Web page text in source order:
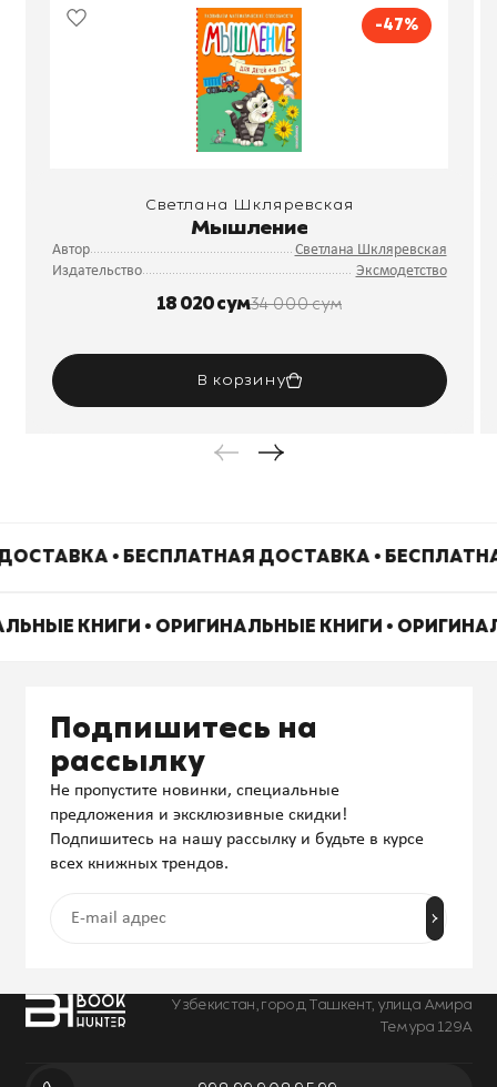
-47%
Светлана Шкляревская
Мышление
Автор
Светлана Шкляревская
Издательство
Эксмодетство
18 020 сум34 000 сум
В корзину
• БЕСПЛАТНАЯ ДОСТАВКА •
КНИГИ • ОРИГИНАЛЬНЫЕ КНИГИ •
Узбекистан, город Ташкент, улица Амира
Темура 129А
Подпишитесь на
рассылку
Не пропустите новинки, специальные
предложения и эксклюзивные скидки!
Подпишитесь на нашу рассылку и будьте в курсе
всех книжных трендов.